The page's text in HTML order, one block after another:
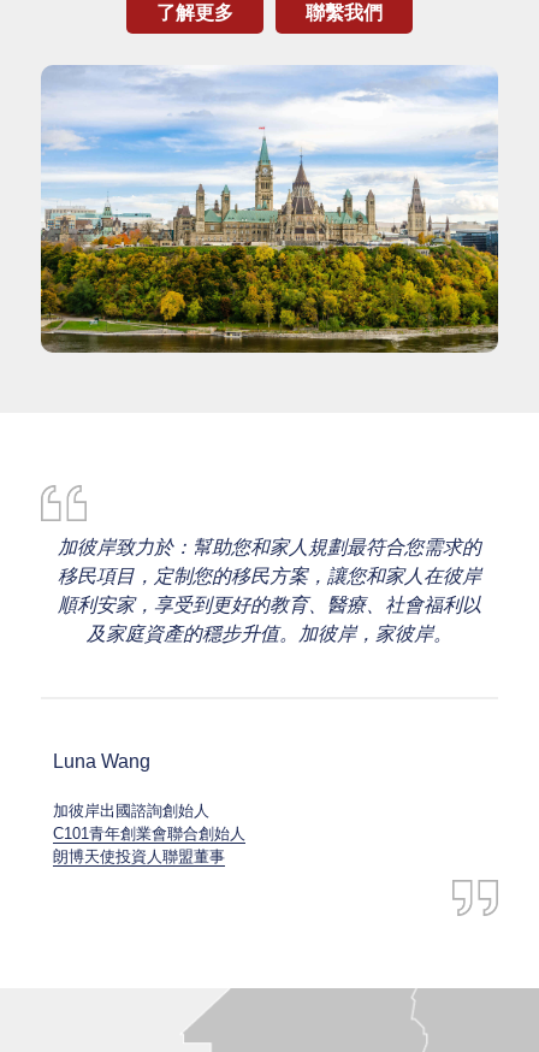
了解更多 聯繫我們
加彼岸致力於：幫助您和家人規劃最符合您需求的
移民項目，定制您的移民方案，讓您和家人在彼岸
順利安家，享受到更好的教育、醫療、社會福利以
及家庭資產的穩步升值。加彼岸，家彼岸。
Luna Wang
加彼岸出國諮詢創始人
C101青年創業會聯合創始人
朗博天使投資人聯盟董事